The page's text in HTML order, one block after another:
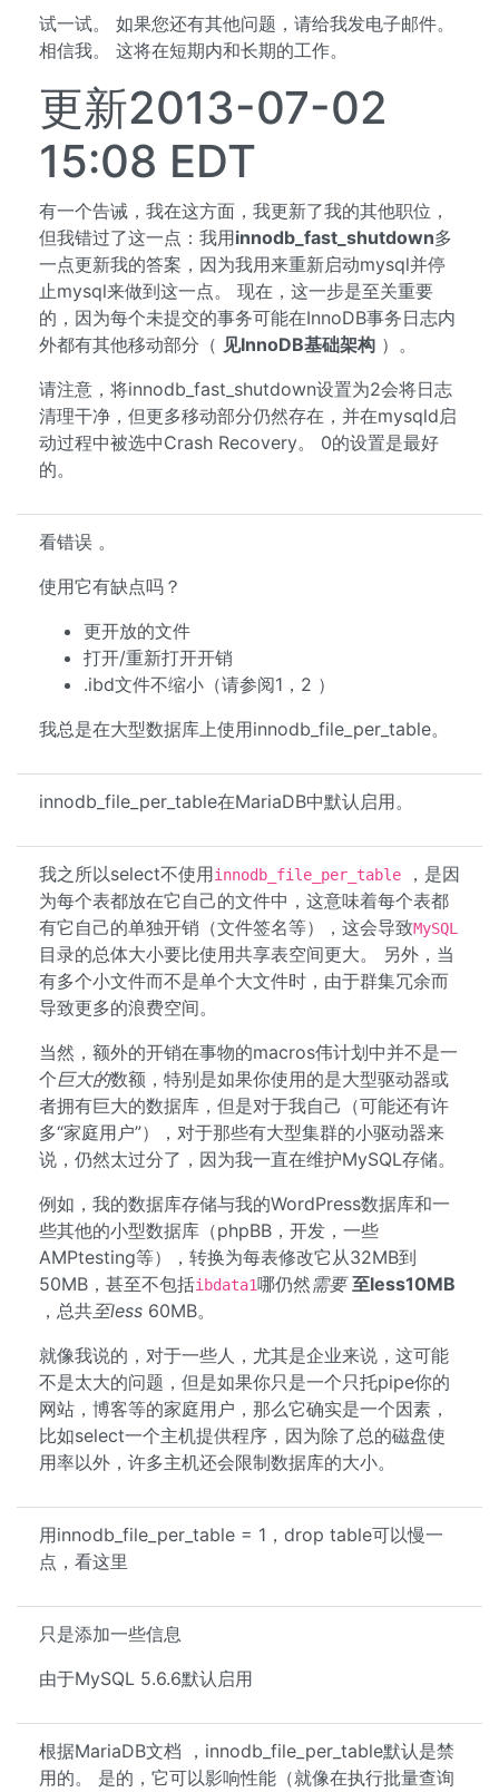
试一试。 如果您还有其他问题，请给我发电子邮件。
相信我。 这将在短期内和长期的工作。
更新2013-07-02
15:08 EDT
有一个告诫，我在这方面，我更新了我的其他职位，
但我错过了这一点：我用innodb_fast_shutdown多
一点更新我的答案，因为我用来重新启动mysql并停
止mysql来做到这一点。 现在，这一步是至关重要
的，因为每个未提交的事务可能在InnoDB事务日志内
外都有其他移动部分（ 见InnoDB基础架构 ）。
请注意，将innodb_fast_shutdown设置为2会将日志
清理干净，但更多移动部分仍然存在，并在mysqld启
动过程中被选中Crash Recovery。 0的设置是最好
的。
看错误 。
使用它有缺点吗？
更开放的文件
打开/重新打开开销
.ibd文件不缩小（请参阅1，2 ）
我总是在大型数据库上使用innodb_file_per_table。
innodb_file_per_table在MariaDB中默认启用。
我之所以select不使用innodb_file_per_table
，是因
为每个表都放在它自己的文件中，这意味着每个表都
有它自己的单独开销（文件签名等），这会导致MySQL
目录的总体大小要比使用共享表空间更大。 另外，当
有多个小文件而不是单个大文件时，由于群集冗余而
导致更多的浪费空间。
当然，额外的开销在事物的macros伟计划中并不是一
个巨大的数额，特别是如果你使用的是大型驱动器或
者拥有巨大的数据库，但是对于我自己（可能还有许
多“家庭用户”），对于那些有大型集群的小驱动器来
说，仍然太过分了，因为我一直在维护MySQL存储。
例如，我的数据库存储与我的WordPress数据库和一
些其他的小型数据库（phpBB，开发，一些
AMPtesting等），转换为每表修改它从32MB到
50MB，甚至不包括ibdata1哪仍然需要 至less10MB
，总共至less 60MB。
就像我说的，对于一些人，尤其是企业来说，这可能
不是太大的问题，但是如果你只是一个只托pipe你的
网站，博客等的家庭用户，那么它确实是一个因素，
比如select一个主机提供程序，因为除了总的磁盘使
用率以外，许多主机还会限制数据库的大小。
用innodb_file_per_table = 1，drop table可以慢一
点，看这里
只是添加一些信息
由于MySQL 5.6.6默认启用
根据MariaDB文档 ，innodb_file_per_table默认是禁
用的。 是的，它可以影响性能（就像在执行批量查询